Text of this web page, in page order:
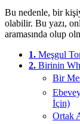
Bu nedenle, bir
olabilir. Bu yazı,
aramasında olup
1. Meşgul
2. Birinin
Bir
İçin)
Ortak